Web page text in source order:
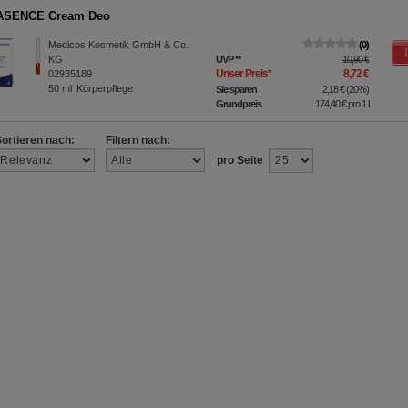
Cream Deo
Medicos Kosmetik GmbH & Co.
KG
02935189
50 ml Körperpflege
0
UVP** 10,90 €
Unser Preis* 8,72 €
Sie sparen 2,18 €(20%)
Grundpreis
174,40 €pro 1 l
nach:
Filtern nach:
pro Seite